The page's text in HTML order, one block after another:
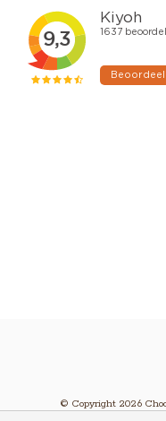
© Copyright 2026